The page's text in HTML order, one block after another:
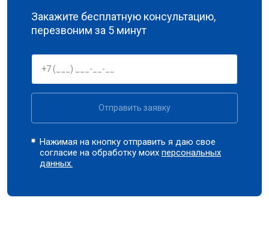
Закажите бесплатную консультацию,
перезвоним за 5 минут
Отправить заявку
Нажимая на кнопку отправить я даю свое
согласие на обработку моихперсональных
данных.